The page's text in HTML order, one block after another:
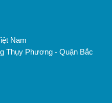
Nam
Thụy Phương - Quận Bắc